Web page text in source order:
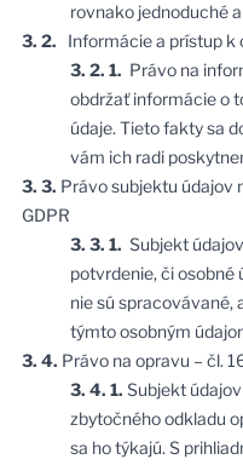
rovnako jednoduché
3. 2.
Informácie a prístup k
3. 2. 1. Právo na
obdržať informácie o
údaje. Tieto fakty sa
vám ich radi
3. 3. Právo subjektu údajov
GDPR
3. 3. 1. Subjekt
potvrdenie, či osobné
nie sú spracovávané,
týmto osobným
3. 4. Právo na opravu – čl.
3. 4. 1. Subjekt
zbytočného odkladu
sa ho týkajú. S